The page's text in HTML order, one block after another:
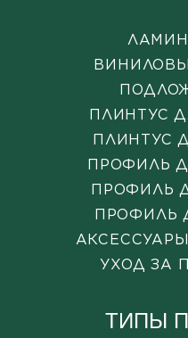
ПЛИНТУС
ПЛИНТУС
ПРОФИЛЬ
ПРОФИЛЬ
ПРОФИЛЬ
УХОД ЗА
ТИПЫ